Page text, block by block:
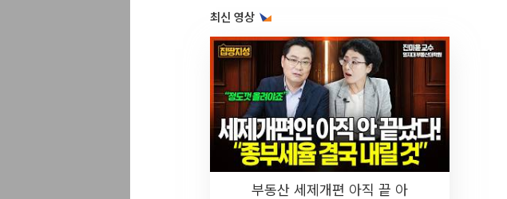
최신 영상
부동산 세제개편 아직 끝 아